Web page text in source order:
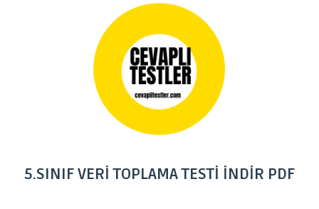
5.SINIF VERİ TOPLAMA TESTİ İNDİR PDF